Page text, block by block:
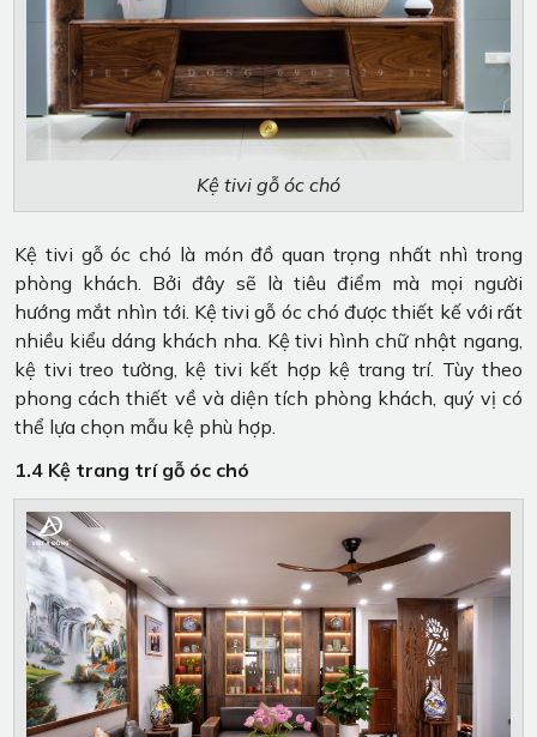
Kệ tivi gỗ óc chó
Kệ tivi gỗ óc chó là món đồ quan trọng nhất nhì trong
phòng khách. Bởi đây sẽ là tiêu điểm mà mọi người
hướng mắt nhìn tới. Kệ tivi gỗ óc chó được thiết kế với rất
nhiều kiểu dáng khách nha. Kệ tivi hình chữ nhật ngang,
kệ tivi treo tường, kệ tivi kết hợp kệ trang trí. Tùy theo
phong cách thiết về và diện tích phòng khách, quý vị có
thể lựa chọn mẫu kệ phù hợp.
1.4 Kệ trang trí gỗ óc chó